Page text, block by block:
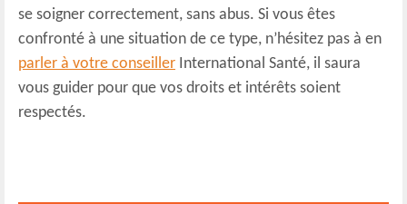
se soigner correctement, sans abus. Si vous êtes
confronté à une situation de ce type, n’hésitez pas à en
parler à votre conseiller International Santé, il saura
vous guider pour que vos droits et intérêts soient
respectés.